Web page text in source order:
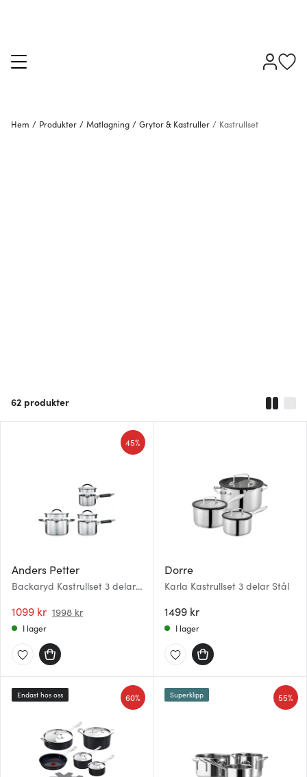
Hem / Produkter / Matlagning / Grytor & Kastruller / Kastrullset
62 produkter
Anders Petter
Backaryd Kastrullset 3 delar
1099 kr 1998 kr
45%
I lager
Dorre
Karla Kastrullset 3 delar Stål
1499 kr
I lager
60%
Endast hos oss 55%
Superklipp